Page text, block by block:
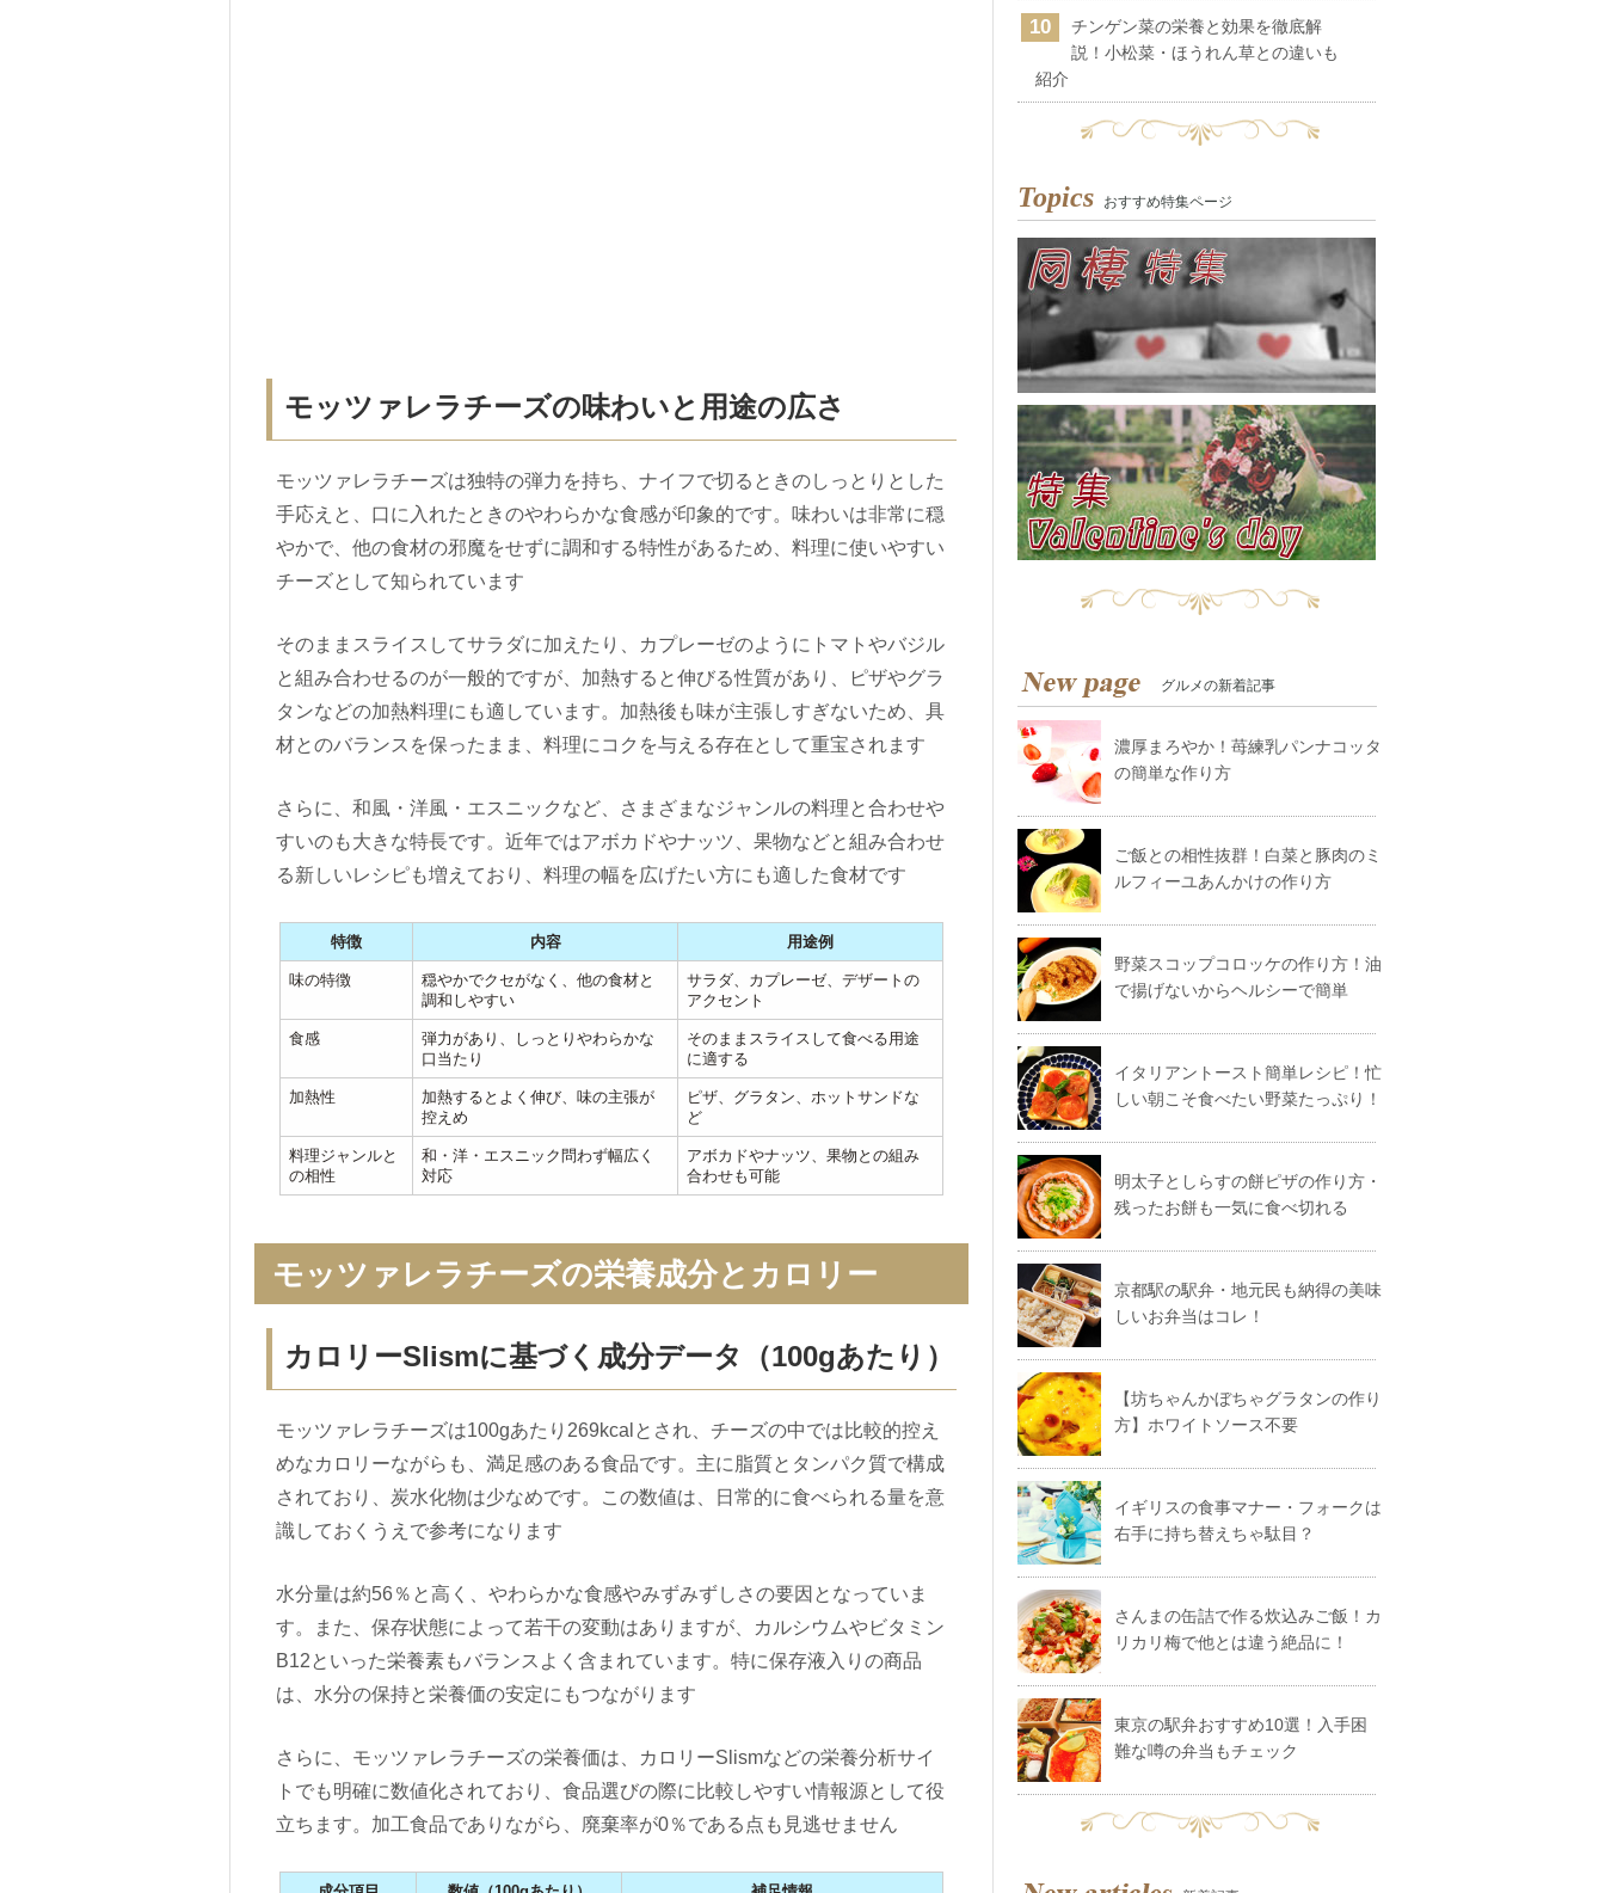
モッツァレラチーズの味わいと用途の広さ
モッツァレラチーズは独特の弾力を持ち、ナイフで切るときのしっとりとした
手応えと、口に入れたときのやわらかな食感が印象的です。味わいは非常に穏
やかで、他の食材の邪魔をせずに調和する特性があるため、料理に使いやすい
チーズとして知られています
そのままスライスしてサラダに加えたり、カプレーゼのようにトマトやバジル
と組み合わせるのが一般的ですが、加熱すると伸びる性質があり、ピザやグラ
タンなどの加熱料理にも適しています。加熱後も味が主張しすぎないため、具
材とのバランスを保ったまま、料理にコクを与える存在として重宝されます
さらに、和風・洋風・エスニックなど、さまざまなジャンルの料理と合わせや
すいのも大きな特長です。近年ではアボカドやナッツ、果物などと組み合わせ
る新しいレシピも増えており、料理の幅を広げたい方にも適した食材です
特徴 内容 用途例
味の特徴
穏やかでクセがなく、他の食材と
調和しやすい
サラダ、カプレーゼ、デザートの
アクセント
食感
弾力があり、しっとりやわらかな
口当たり
そのままスライスして食べる用途
に適する
加熱性
加熱するとよく伸び、味の主張が
控えめ
ピザ、グラタン、ホットサンドな
ど
料理ジャンルと
の相性
和・洋・エスニック問わず幅広く
対応
アボカドやナッツ、果物との組み
合わせも可能
モッツァレラチーズの栄養成分とカロリー
カロリーSlismに基づく成分データ（100gあたり）
モッツァレラチーズは100gあたり269kcalとされ、チーズの中では比較的控え
めなカロリーながらも、満足感のある食品です。主に脂質とタンパク質で構成
されており、炭水化物は少なめです。この数値は、日常的に食べられる量を意
識しておくうえで参考になります
水分量は約56％と高く、やわらかな食感やみずみずしさの要因となっていま
す。また、保存状態によって若干の変動はありますが、カルシウムやビタミン
B12といった栄養素もバランスよく含まれています。特に保存液入りの商品
は、水分の保持と栄養価の安定にもつながります
さらに、モッツァレラチーズの栄養価は、カロリーSlismなどの栄養分析サイ
トでも明確に数値化されており、食品選びの際に比較しやすい情報源として役
立ちます。加工食品でありながら、廃棄率が0％である点も見逃せません
チンゲン菜の栄養と効果を徹底解
説！小松菜・ほうれん草との違いも
紹介
Topics おすすめ特集ページ
グルメの新着記事
濃厚まろやか！苺練乳パンナコッタ
の簡単な作り方
ご飯との相性抜群！白菜と豚肉のミ
ルフィーユあんかけの作り方
野菜スコップコロッケの作り方！油
で揚げないからヘルシーで簡単
イタリアントースト簡単レシピ！忙
しい朝こそ食べたい野菜たっぷり！
明太子としらすの餅ピザの作り方・
残ったお餅も一気に食べ切れる
京都駅の駅弁・地元民も納得の美味
しいお弁当はコレ！
【坊ちゃんかぼちゃグラタンの作り
方】ホワイトソース不要
イギリスの食事マナー・フォークは
右手に持ち替えちゃ駄目？
さんまの缶詰で作る炊込みご飯！カ
リカリ梅で他とは違う絶品に！
東京の駅弁おすすめ10選！入手困
難な噂の弁当もチェック